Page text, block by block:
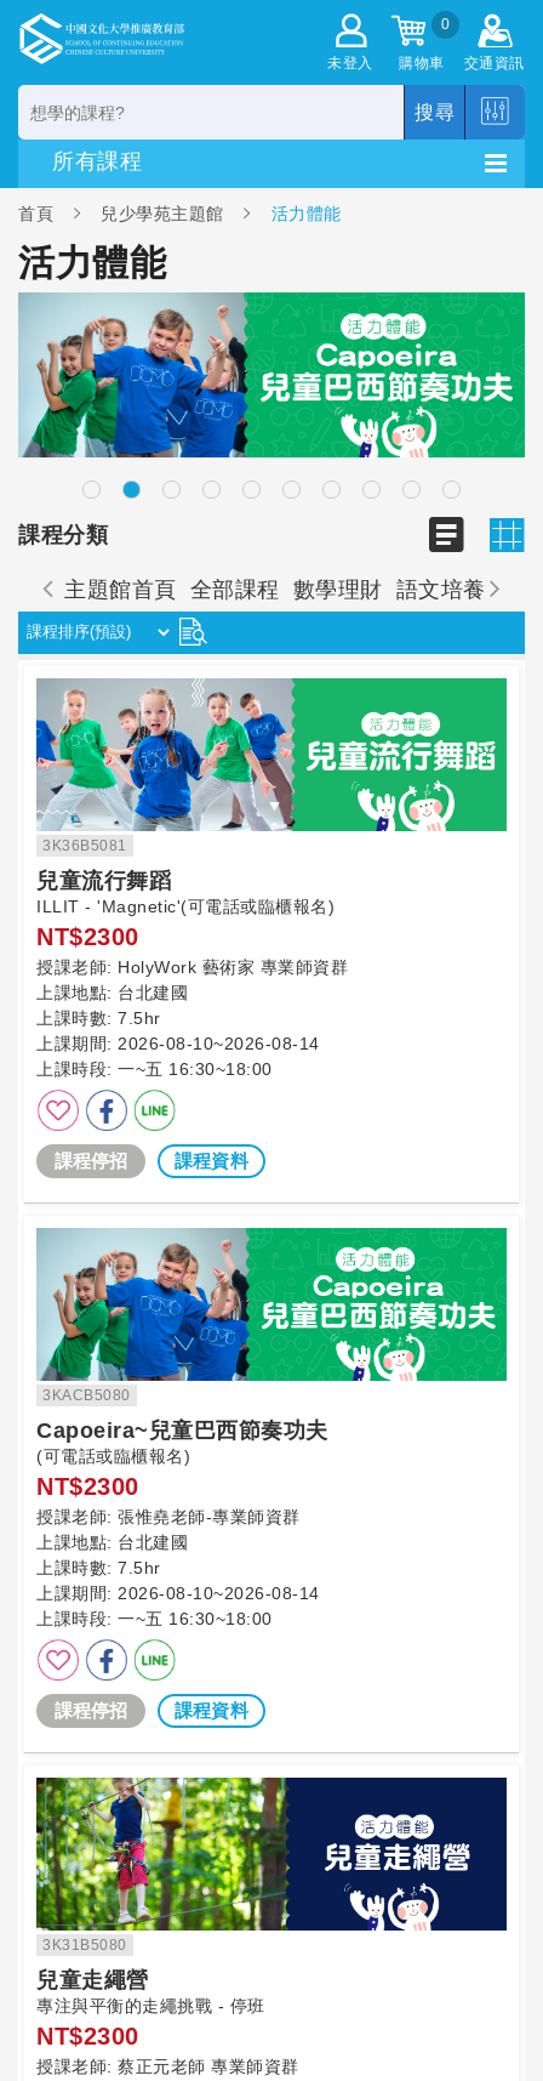
未登入
0
購物車 交通資訊
搜尋
首頁 兒少學苑主題館 活力體能
活力體能
課程分類
主題館首頁 全部課程 數學理財 語文培養 創
3K36B5081
兒童流行舞蹈
ILLIT - 'Magnetic'(可電話或臨櫃報名)
NT$2300
授課老師: HolyWork 藝術家 專業師資群
上課地點: 台北建國
上課時數: 7.5hr
上課期間: 2026-08-10~2026-08-14
上課時段: 一~五 16:30~18:00
課程停招 課程資料
3KACB5080
Capoeira~兒童巴西節奏功夫
(可電話或臨櫃報名)
NT$2300
授課老師: 張惟堯老師-專業師資群
上課地點: 台北建國
上課時數: 7.5hr
上課期間: 2026-08-10~2026-08-14
上課時段: 一~五 16:30~18:00
課程停招 課程資料
3K31B5080
兒童走繩營
專注與平衡的走繩挑戰 - 停班
NT$2300
授課老師: 蔡正元老師 專業師資群